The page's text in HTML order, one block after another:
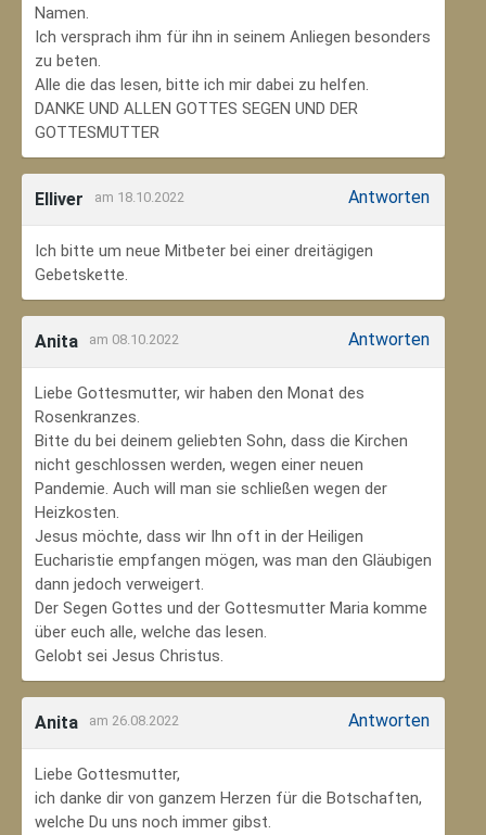
Namen.
Ich versprach ihm für ihn in seinem Anliegen besonders
zu beten.
Alle die das lesen, bitte ich mir dabei zu helfen.
DANKE UND ALLEN GOTTES SEGEN UND DER
GOTTESMUTTER
Elliver am 18.10.2022 Antworten
Ich bitte um neue Mitbeter bei einer dreitägigen
Gebetskette.
Anita am 08.10.2022 Antworten
Liebe Gottesmutter, wir haben den Monat des
Rosenkranzes.
Bitte du bei deinem geliebten Sohn, dass die Kirchen
nicht geschlossen werden, wegen einer neuen
Pandemie. Auch will man sie schließen wegen der
Heizkosten.
Jesus möchte, dass wir Ihn oft in der Heiligen
Eucharistie empfangen mögen, was man den Gläubigen
dann jedoch verweigert.
Der Segen Gottes und der Gottesmutter Maria komme
über euch alle, welche das lesen.
Gelobt sei Jesus Christus.
Anita am 26.08.2022 Antworten
Liebe Gottesmutter,
ich danke dir von ganzem Herzen für die Botschaften,
welche Du uns noch immer gibst.